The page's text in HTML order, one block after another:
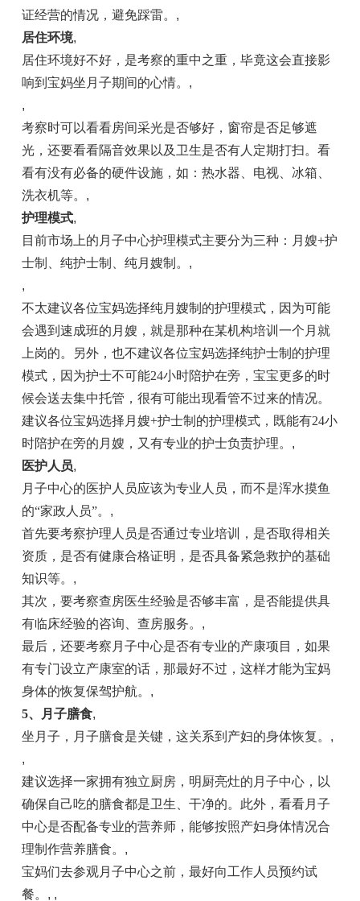
证经营的情况，避免踩雷。 ,
居住环境,
居住环境好不好，是考察的重中之重，毕竟这会直接影
响到宝妈坐月子期间的心情。 ,
,
考察时可以看看房间采光是否够好，窗帘是否足够遮
光，还要看看隔音效果以及卫生是否有人定期打扫。看
看有没有必备的硬件设施，如：热水器、电视、冰箱、
洗衣机等。 ,
护理模式,
目前市场上的月子中心护理模式主要分为三种：月嫂+护
士制、纯护士制、纯月嫂制。 ,
,
不太建议各位宝妈选择纯月嫂制的护理模式，因为可能
会遇到速成班的月嫂，就是那种在某机构培训一个月就
上岗的。另外，也不建议各位宝妈选择纯护士制的护理
模式，因为护士不可能24小时陪护在旁，宝宝更多的时
候会送去集中托管，很有可能出现看管不过来的情况。
建议各位宝妈选择月嫂+护士制的护理模式，既能有24小
时陪护在旁的月嫂，又有专业的护士负责护理。 ,
医护人员,
月子中心的医护人员应该为专业人员，而不是浑水摸鱼
的“家政人员”。 ,
首先要考察护理人员是否通过专业培训，是否取得相关
资质，是否有健康合格证明，是否具备紧急救护的基础
知识等。 ,
其次，要考察查房医生经验是否够丰富，是否能提供具
有临床经验的咨询、查房服务。 ,
最后，还要考察月子中心是否有专业的产康项目，如果
有专门设立产康室的话，那最好不过，这样才能为宝妈
身体的恢复保驾护航。 ,
5、
月子膳食,
坐月子，月子膳食是关键，这关系到产妇的身体恢复。 ,
,
建议选择一家拥有独立厨房，明厨亮灶的月子中心，以
确保自己吃的膳食都是卫生、干净的。此外，看看月子
中心是否配备专业的营养师，能够按照产妇身体情况合
理制作营养膳食。 ,
宝妈们去参观月子中心之前，最好向工作人员预约试
餐。 , ,